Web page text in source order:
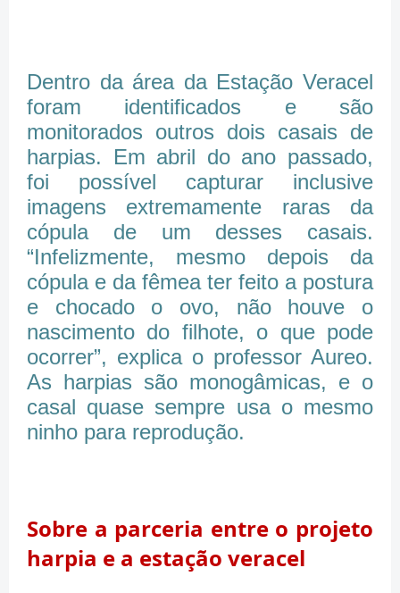
Dentro da área da Estação Veracel
foram identificados e são
monitorados outros dois casais de
harpias. Em abril do ano passado,
foi possível capturar inclusive
imagens extremamente raras da
cópula de um desses casais.
“Infelizmente, mesmo depois da
cópula e da fêmea ter feito a postura
e chocado o ovo, não houve o
nascimento do filhote, o que pode
ocorrer”, explica o professor Aureo.
As harpias são monogâmicas, e o
casal quase sempre usa o mesmo
ninho para reprodução.
Sobre a parceria entre o projeto
harpia e a estação veracel